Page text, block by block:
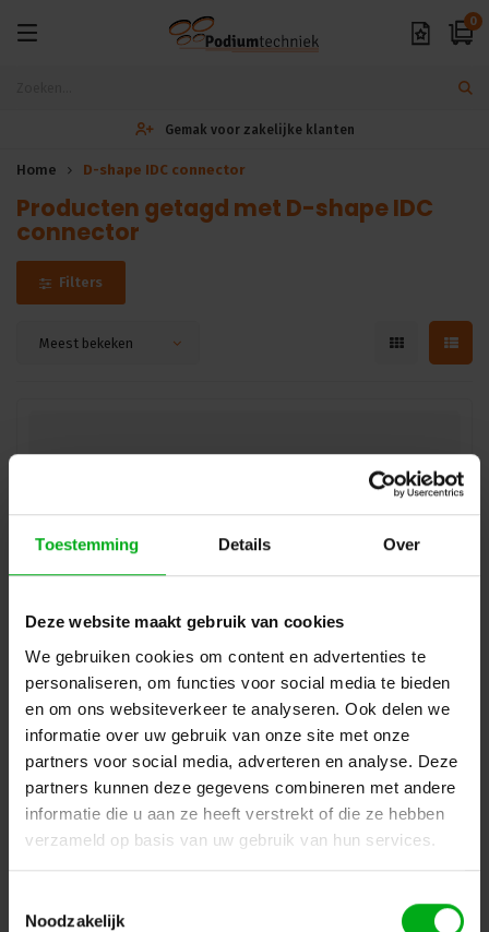
Toestemming Details Over
Deze website maakt gebruik van cookies
We gebruiken cookies om content en advertenties te
personaliseren, om functies voor social media te bieden
en om ons websiteverkeer te analyseren. Ook delen we
informatie over uw gebruik van onze site met onze
partners voor social media, adverteren en analyse. Deze
partners kunnen deze gegevens combineren met andere
informatie die u aan ze heeft verstrekt of die ze hebben
verzameld op basis van uw gebruik van hun services.
Noodzakelijk
0
Gemak voor zakelijke klanten
Home D-shape IDC connector
Producten getagd met D-shape IDC
connector
Filters
Meest bekeken
Neutrik | NE8FDX-Y6-W | etherCON CAT6A IP65 D-shape
IDC zwart
Neutrik |NE8FDX-Y6-W
Verwachtte levertijd 7-14 werkdagen
Login voor prijzen
Dé specialist podiumtechniek; van schets naar uitvoering
Kleine Tocht 32